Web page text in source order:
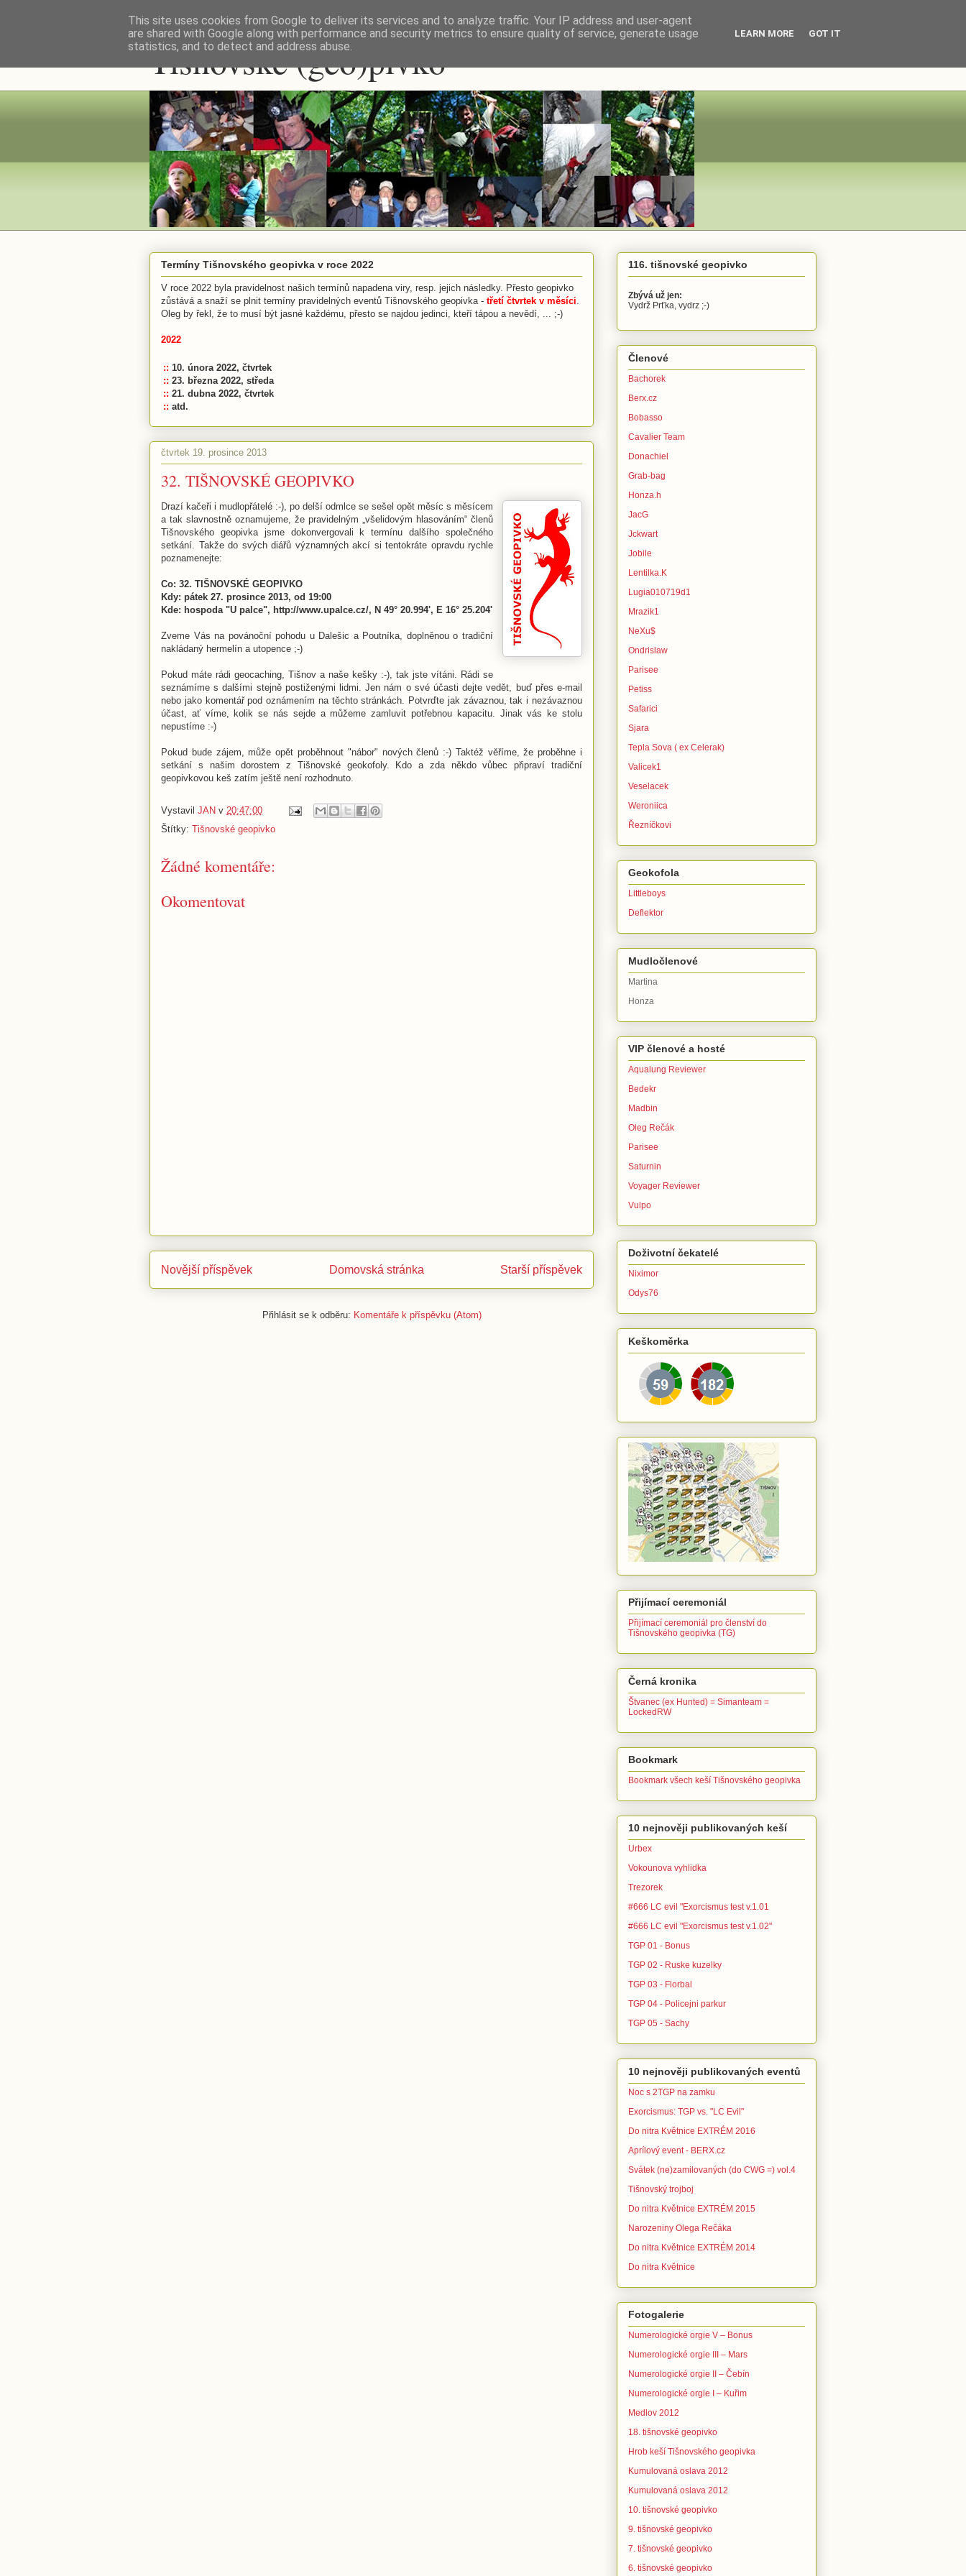
Tišnovské (geo)pivko
Termíny Tišnovského geopivka v roce 2022
V roce 2022 byla pravidelnost našich termínů napadena viry, resp. jejich následky. Přesto geopivko
zůstává a snaží se plnit termíny pravidelných eventů Tišnovského geopivka - třetí čtvrtek v měsíci.
Oleg by řekl, že to musí být jasné každému, přesto se najdou jedinci, kteří tápou a nevědí, ... ;-)
2022
:: 10. února 2022, čtvrtek
:: 23. března 2022, středa
:: 21. dubna 2022, čtvrtek
:: atd.
čtvrtek 19. prosince 2013
32. TIŠNOVSKÉ GEOPIVKO
Drazí kačeři i mudlopřátelé :-), po delší odmlce se sešel opět měsíc s měsícem
a tak slavnostně oznamujeme, že pravidelným „všelidovým hlasováním“ členů
Tišnovského geopivka jsme dokonvergovali k termínu dalšího společného
setkání. Takže do svých diářů významných akcí si tentokráte opravdu rychle
poznamenejte:
Co: 32. TIŠNOVSKÉ GEOPIVKO
Kdy: pátek 27. prosince 2013, od 19:00
Kde: hospoda "U palce", http://www.upalce.cz/, N 49° 20.994', E 16° 25.204'
Zveme Vás na povánoční pohodu u Dalešic a Poutníka, doplněnou o tradiční
nakládaný hermelín a utopence ;-)
Pokud máte rádi geocaching, Tišnov a naše kešky :-), tak jste vítáni. Rádi se
seznámíme s dalšími stejně postiženými lidmi. Jen nám o své účasti dejte vedět, buď přes e-mail
nebo jako komentář pod oznámením na těchto stránkách. Potvrďte jak závaznou, tak i nezávaznou
účast, ať víme, kolik se nás sejde a můžeme zamluvit potřebnou kapacitu. Jinak vás ke stolu
nepustíme :-)
Pokud bude zájem, může opět proběhnout "nábor" nových členů :-) Taktéž věříme, že proběhne i
setkání s našim dorostem z Tišnovské geokofoly. Kdo a zda někdo vůbec připraví tradiční
geopivkovou keš zatím ještě není rozhodnuto.
Vystavil JAN v 20:47:00
Štítky: Tišnovské geopivko
Žádné komentáře:
Okomentovat
Novější příspěvek Starší příspěvek
Domovská stránka
Přihlásit se k odběru: Komentáře k příspěvku (Atom)
116. tišnovské geopivko
Zbývá už jen:
Vydrž Prťka, vydrz ;-)
Členové
Bachorek
Berx.cz
Bobasso
Cavalier Team
Donachiel
Grab-bag
Honza.h
JacG
Jckwart
Jobile
Lentilka.K
Lugia010719d1
Mrazik1
NeXu$
Ondrislaw
Parisee
Petiss
Safarici
Sjara
Tepla Sova ( ex Celerak)
Valicek1
Veselacek
Weroniica
Řezníčkovi
Geokofola
Littleboys
Deflektor
Mudločlenové
Martina
Honza
VIP členové a hosté
Aqualung Reviewer
Bedekr
Madbin
Oleg Rečák
Parisee
Saturnin
Voyager Reviewer
Vulpo
Doživotní čekatelé
Niximor
Odys76
Keškoměrka
Přijímací ceremoniál
Přijímací ceremoniál pro členství do
Tišnovského geopivka (TG)
Černá kronika
Štvanec (ex Hunted) = Simanteam =
LockedRW
Bookmark
Bookmark všech keší Tišnovského geopivka
10 nejnověji publikovaných keší
Urbex
Vokounova vyhlidka
Trezorek
#666 LC evil "Exorcismus test v.1.01
#666 LC evil "Exorcismus test v.1.02"
TGP 01 - Bonus
TGP 02 - Ruske kuzelky
TGP 03 - Florbal
TGP 04 - Policejni parkur
TGP 05 - Sachy
10 nejnověji publikovaných eventů
Noc s 2TGP na zamku
Exorcismus: TGP vs. "LC Evil"
Do nitra Květnice EXTRÉM 2016
Aprílový event - BERX.cz
Svátek (ne)zamilovaných (do CWG =) vol.4
Tišnovský trojboj
Do nitra Květnice EXTRÉM 2015
Narozeniny Olega Rečáka
Do nitra Květnice EXTRÉM 2014
Do nitra Květnice
Fotogalerie
Numerologické orgie V – Bonus
Numerologické orgie III – Mars
Numerologické orgie II – Čebín
Numerologické orgie I – Kuřim
Medlov 2012
18. tišnovské geopivko
Hrob keší Tišnovského geopivka
Kumulovaná oslava 2012
Kumulovaná oslava 2012
10. tišnovské geopivko
9. tišnovské geopivko
7. tišnovské geopivko
6. tišnovské geopivko
This site uses cookies from Google to deliver its services and to analyze traffic. Your IP address and user-agent
are shared with Google along with performance and security metrics to ensure quality of service, generate usage
statistics, and to detect and address abuse.
LEARN MORE GOT IT